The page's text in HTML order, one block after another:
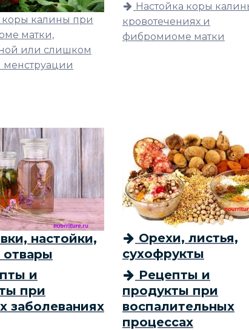
коры калины при
матки,
или слишком
менструации
Настойка коры
кровотечениях и
фибромиоме матки
настойки,
отвары
Орехи, листья,
сухофрукты
и
при
заболеваниях
Рецепты и
продукты при
воспалительных
процессах